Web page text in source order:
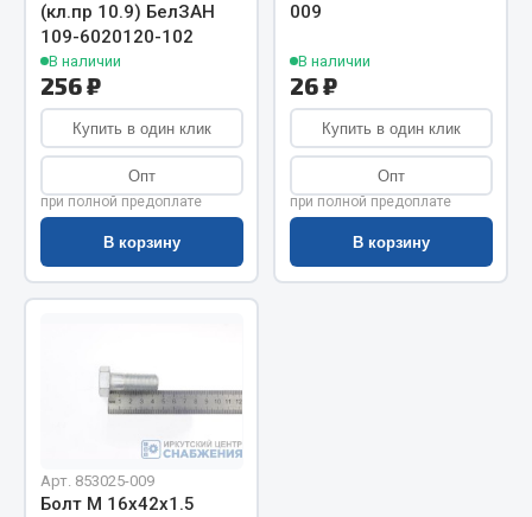
Автолампы
Блоки реле и предохранителей
Вилки нагрузочные
Выключатели и переключатели клавишные
Выключатели кнопочные
Выключатель массы
Показать ещё
Запчасти на полуприцепы
Амортизаторы для полуприцепов
Весь раздел
(кл.пр 10.9) БелЗАН
109-6020120-102
В наличии
256 ₽
Купить в один клик
Опт
при полной предоплате
В корзину
009
В наличии
26 ₽
Купить в один клик
Опт
при полной предоплате
В корзину
Арт. 853025-009
Болт М 16х42х1.5